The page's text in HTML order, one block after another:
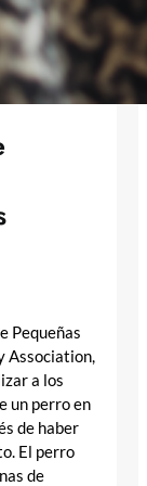
Pequeñas
Association,
a los
un perro en
de haber
El perro
de